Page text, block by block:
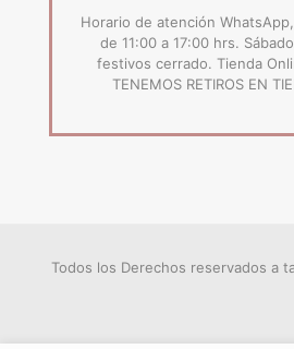
Horario de atención
de 11:00 a 17:00 hrs.
festivos cerrado. Tienda
TENEMOS RETIROS EN
Todos los Derechos reservados a